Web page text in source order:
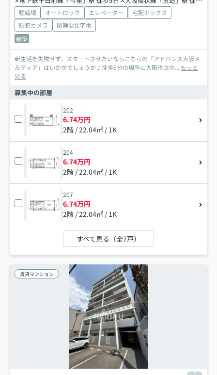
駐輪場 オートロック エレベーター
宅配ボックス
防犯カメラ
閑静な住宅地
新築
新生活を失敗せず、スタートさせたいならこちらの「アドバンス大阪メ
ルディア」はいかがでしょうか♪徒歩6分の場所に大阪市立中... もっと
見る
募集中の部屋
202
6.74万円
2階 / 22.04㎡ / 1K
204
6.74万円
2階 / 22.04㎡ / 1K
207
6.74万円
2階 / 22.04㎡ / 1K
すべて見る（全7戸）
賃貸マンション